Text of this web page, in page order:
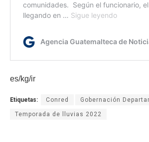
es/kg/ir
Etiquetas: Conred Gobernación
Temporada de lluvias 2022